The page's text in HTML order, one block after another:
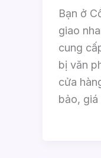
Bạn ở
giao
cung
bị văn
cửa
bảo, giá